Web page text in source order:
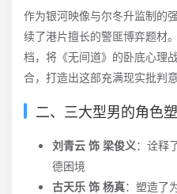
作为银河映像与尔冬升监制的
续了港片擅长的警匪博弈题材
档，将《无间道》的卧底心理
合，打造出这部充满现实批判
二、三大型男的角色
刘青云 饰 梁俊义：诠释
德困境
古天乐 饰 杨真：塑造了